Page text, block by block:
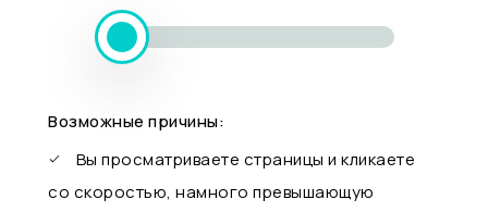
Возможные причины:
Вы просматриваете страницы и кликаете
со скоростью, намного превышающую